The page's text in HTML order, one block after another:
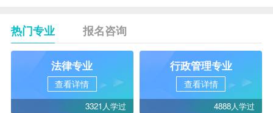
热门专业 报名咨询
法律专业
查看详情
3321人学过
行政管理专业
查看详情
4888人学过